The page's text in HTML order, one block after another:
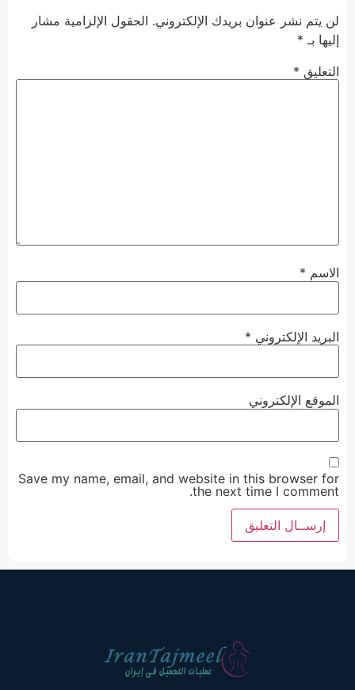
لن يتم نشر عنوان بريدك الإلكتروني. الحقول الإلزامية مشار
إليها بـ *
التعليق *
الاسم *
البريد الإلكتروني *
الموقع الإلكتروني
Save my name, email, and website in this browser for
the next time I comment.